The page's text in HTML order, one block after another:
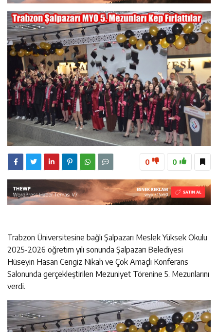
8:15 Çeyrek Asırlık Eser Okuyucularıyla Buluştu
18:31 Beşikdüzü’nde Trafik Kazası 1 Kişi Vefat Etti
0
0
Trabzon Üniversitesine bağlı Şalpazarı Meslek Yüksek Okulu
2025-2026 öğretim yılı sonunda Şalpazarı Belediyesi
Hüseyin Hasan Cengiz Nikah ve Çok Amaçlı Konferans
Salonunda gerçekleştirilen Mezuniyet Törenine 5. Mezunlarını
verdi.